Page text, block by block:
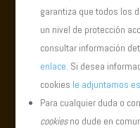
garantiza que todos los
un nivel de protección
consultar información
enlace. Si desea
cookies le adjuntamos
Para cualquier duda o
cookiesno dude en